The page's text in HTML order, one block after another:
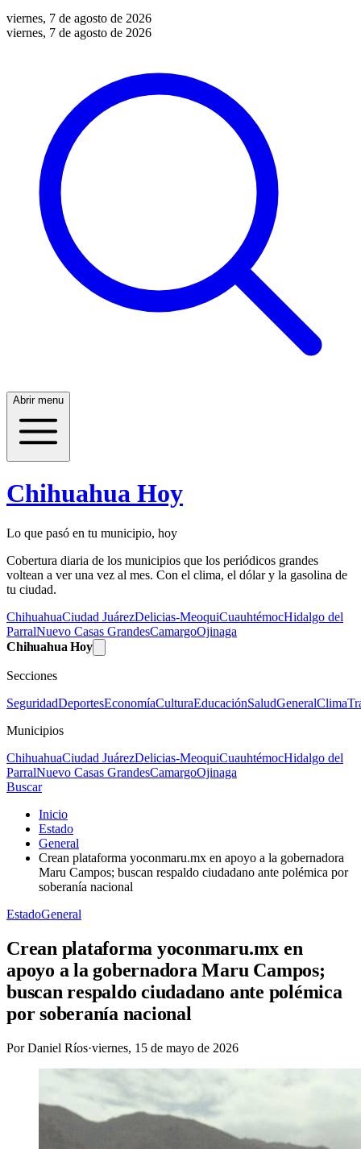
viernes, 7 de agosto de 2026
viernes, 7 de agosto de 2026
Abrir menu
Chihuahua Hoy
Lo que pasó en tu municipio, hoy
Cobertura diaria de los municipios que los periódicos grandes
voltean a ver una vez al mes. Con el clima, el dólar y la gasolina de
tu ciudad.
ChihuahuaCiudad JuárezDelicias-MeoquiCuauhtémocHidalgo del
ParralNuevo Casas GrandesCamargoOjinaga
Chihuahua Hoy
Secciones
SeguridadDeportesEconomíaCulturaEducaciónSaludGeneralClima
Municipios
ChihuahuaCiudad JuárezDelicias-MeoquiCuauhtémocHidalgo del
ParralNuevo Casas GrandesCamargoOjinaga
Buscar
Inicio
Estado
General
Crean plataforma yoconmaru.mx en apoyo a la gobernadora
Maru Campos; buscan respaldo ciudadano ante polémica por
soberanía nacional
EstadoGeneral
Crean plataforma yoconmaru.mx en
apoyo a la gobernadora Maru Campos;
buscan respaldo ciudadano ante polémica
por soberanía nacional
PorDaniel Ríos·viernes, 15 de mayo de 2026